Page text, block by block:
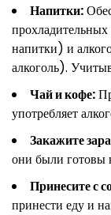
Напитки:
напитки) и
алкоголь).
Чай и кофе:
употребляет
Закажите
они были готовы
Принесите с
принести еду и